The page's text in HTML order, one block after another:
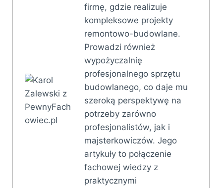
firmę, gdzie realizuje
kompleksowe projekty
remontowo-budowlane.
Prowadzi również
wypożyczalnię
profesjonalnego sprzętu
budowlanego, co daje mu
szeroką perspektywę na
potrzeby zarówno
profesjonalistów, jak i
majsterkowiczów. Jego
artykuły to połączenie
fachowej wiedzy z
praktycznymi